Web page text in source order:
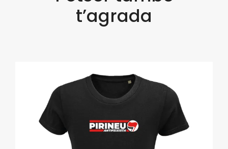
t’agrada